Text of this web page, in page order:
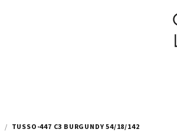
/ TUSSO-447 C3 BURGUNDY 54/18/142